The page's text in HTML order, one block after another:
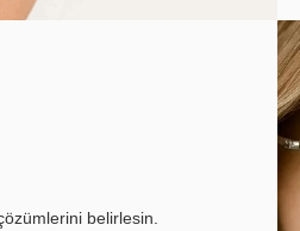
belirlesin.